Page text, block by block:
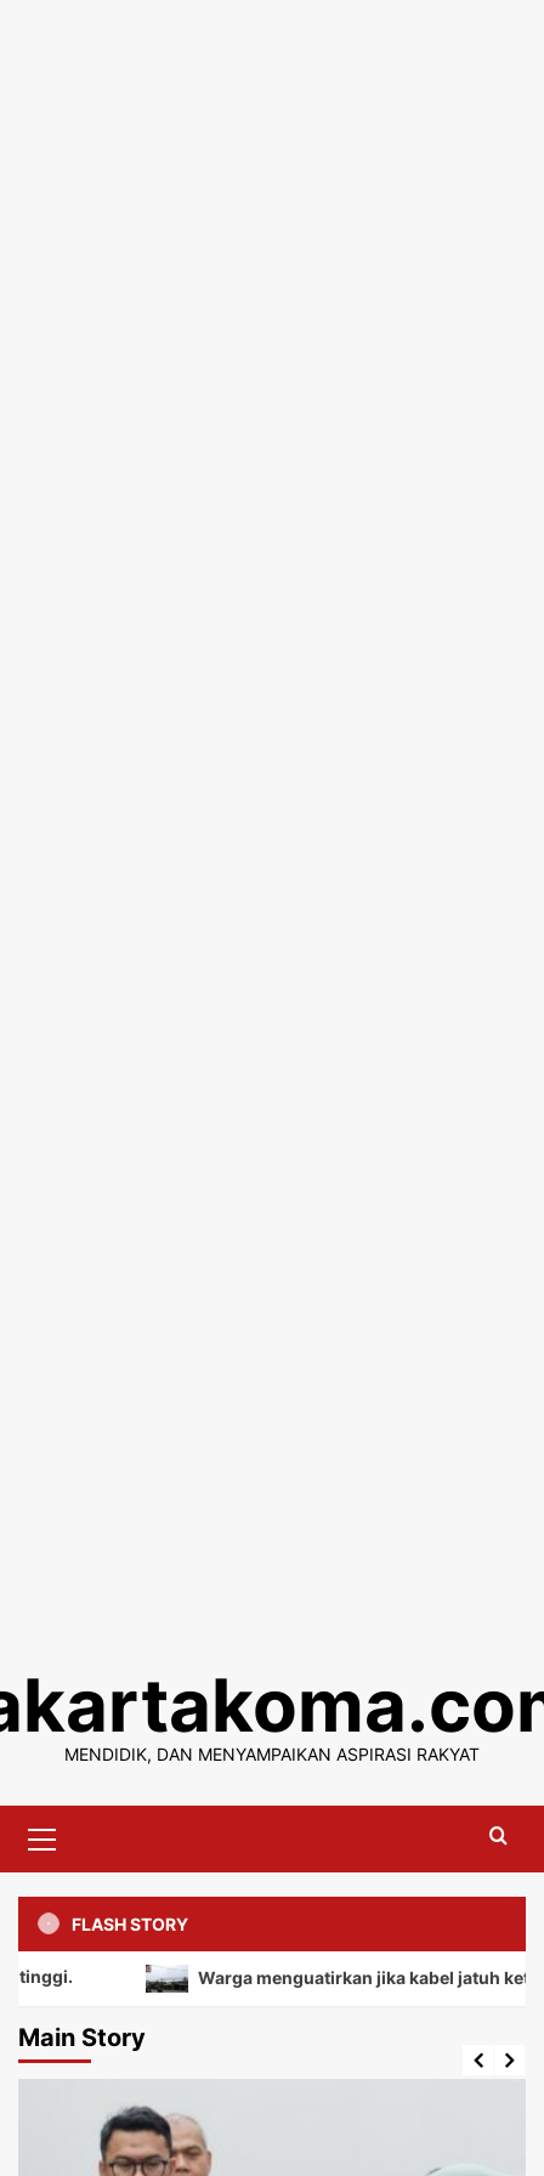
content
MENDIDIK, DAN MENYAMPAIKAN ASPIRASI RAKYAT
Menu
FLASH STORY
Warga menguatirkan jika kabel jatuh ketanah,
Main Story